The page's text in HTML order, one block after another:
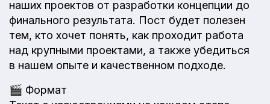
наших проектов от разработки концепции до
финального результата. Пост будет полезен
тем, кто хочет понять, как проходит работа
над крупными проектами, а также убедиться
в нашем опыте и качественном подходе.
🎬 Формат